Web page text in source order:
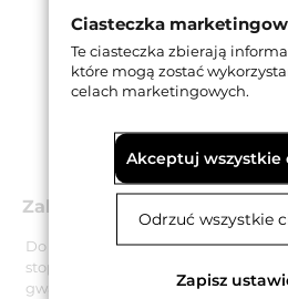
Zabezpieczenia związane z
Do wkładki dołączonych jest pięć
stopu niklowego o wysokim
gwarantuje ich wieloletnią trwałość.
Ciasteczka
Te ciasteczka zbierają
które mogą zostać
celach marketingowych.
Akceptuj wszystkie
Odrzuć wszystkie
Zapisz